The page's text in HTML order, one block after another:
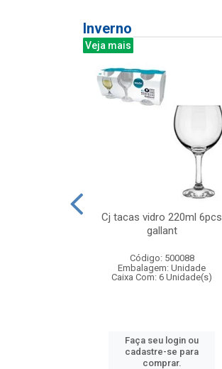
Inverno
Veja mais
Cj tacas vidro 220ml 6pcs
gallant
Código: 500088
Embalagem: Unidade
Caixa Com: 6 Unidade(s)
Faça seu login ou
cadastre-se para
comprar.